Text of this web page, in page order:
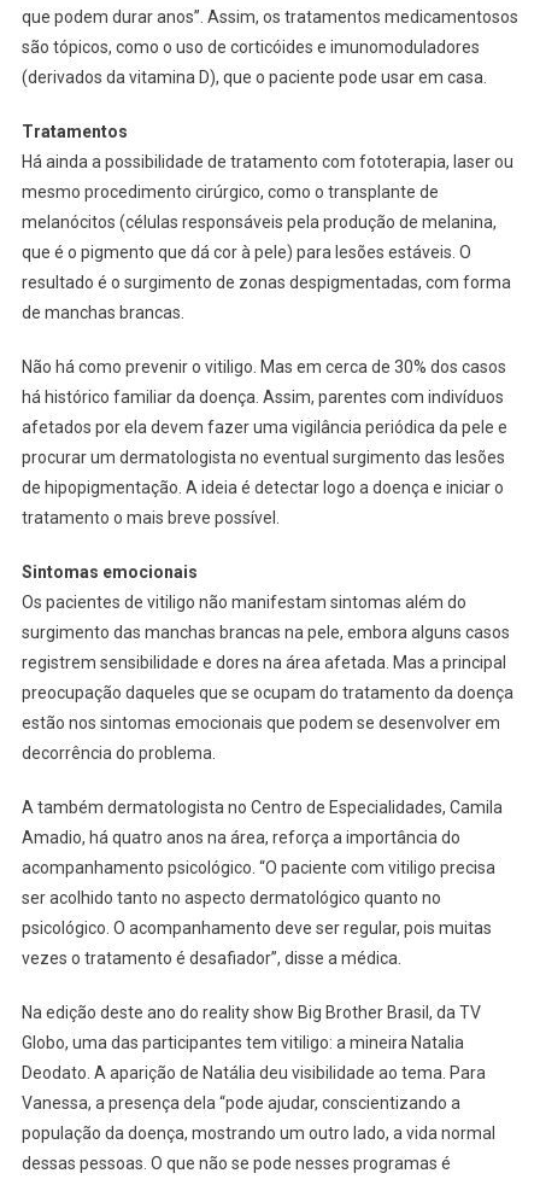
que podem durar anos”. Assim, os tratamentos medicamentosos
são tópicos, como o uso de corticóides e imunomoduladores
(derivados da vitamina D), que o paciente pode usar em casa.
Tratamentos
Há ainda a possibilidade de tratamento com fototerapia, laser ou
mesmo procedimento cirúrgico, como o transplante de
melanócitos (células responsáveis pela produção de melanina,
que é o pigmento que dá cor à pele) para lesões estáveis. O
resultado é o surgimento de zonas despigmentadas, com forma
de manchas brancas.
Não há como prevenir o vitiligo. Mas em cerca de 30% dos casos
há histórico familiar da doença. Assim, parentes com indivíduos
afetados por ela devem fazer uma vigilância periódica da pele e
procurar um dermatologista no eventual surgimento das lesões
de hipopigmentação. A ideia é detectar logo a doença e iniciar o
tratamento o mais breve possível.
Sintomas emocionais
Os pacientes de vitiligo não manifestam sintomas além do
surgimento das manchas brancas na pele, embora alguns casos
registrem sensibilidade e dores na área afetada. Mas a principal
preocupação daqueles que se ocupam do tratamento da doença
estão nos sintomas emocionais que podem se desenvolver em
decorrência do problema.
A também dermatologista no Centro de Especialidades, Camila
Amadio, há quatro anos na área, reforça a importância do
acompanhamento psicológico. “O paciente com vitiligo precisa
ser acolhido tanto no aspecto dermatológico quanto no
psicológico. O acompanhamento deve ser regular, pois muitas
vezes o tratamento é desafiador”, disse a médica.
Na edição deste ano do reality show Big Brother Brasil, da TV
Globo, uma das participantes tem vitiligo: a mineira Natalia
Deodato. A aparição de Natália deu visibilidade ao tema. Para
Vanessa, a presença dela “pode ajudar, conscientizando a
população da doença, mostrando um outro lado, a vida normal
dessas pessoas. O que não se pode nesses programas é